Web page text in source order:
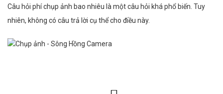
Câu hỏi phí chụp ảnh bao nhiêu là một câu hỏi khá phổ biến. Tuy
nhiên, không có câu trả lời cụ thể cho điều này.